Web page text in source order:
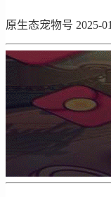
原生态宠物号 2025-